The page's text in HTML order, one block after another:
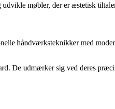
møbler, der er æstetisk
håndværksteknikker med
De udmærker sig ved deres